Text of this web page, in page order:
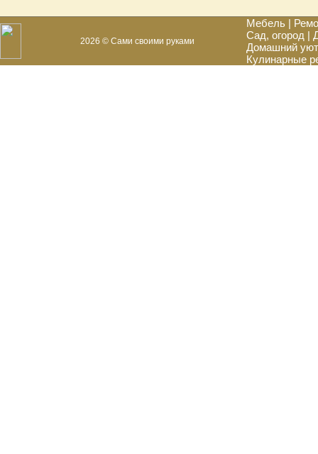
2026 © Сами своими руками
Мебель |
Сад, огород |
Домашний уют
Кулинарные